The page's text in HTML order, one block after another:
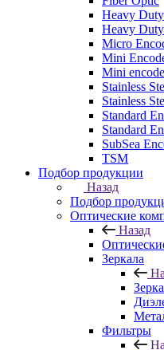
Heavy
Heavy
Micro
Mini
Mini
Stainless
Stainless
Standard
Standard
SubSea
TSM
Подбор продукции
Назад
Подбор
Оптические
Назад
Зеркала
Фильтры